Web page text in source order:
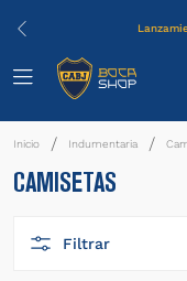
Indumentaria
CAMISETAS
Filtrar